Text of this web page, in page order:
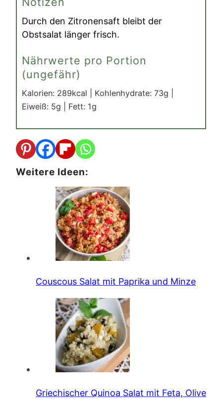
Durch den Zitronensaft bleibt der
Obstsalat länger frisch.
Nährwerte pro Portion
(ungefähr)
Kalorien: 289kcal Kohlenhydrate: 73g
Eiweiß: 5g Fett: 1g
Weitere Ideen:
Couscous Salat mit Paprika und Minze
Griechischer Quinoa Salat mit Feta, Olive